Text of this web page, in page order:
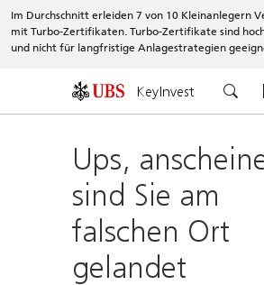
Im Durchschnitt erleiden 7 von 10 Kleinanlegern
mit Turbo-Zertifikaten. Turbo-Zertifikate sind
und nicht für langfristige Anlagestrategien
KeyInvest
Ups,
sind Sie am
falschen Ort
gelandet